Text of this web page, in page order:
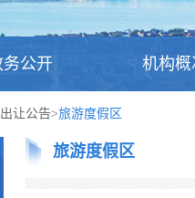
务公开 机构概
出让公告>旅游度假区
旅游度假区